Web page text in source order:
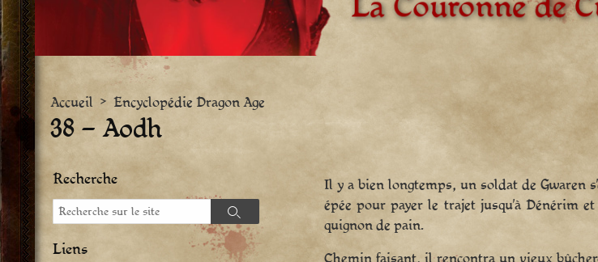
Accueil >Encyclopédie Dragon Age
38 – Aodh
Il y a bien longtemps, un soldat de Gwaren
épée pour payer le trajet jusqu’à Dénérim
quignon de pain.
Chemin faisant, il rencontra un vieux
Recherche
Recherche
Recherche
Liens